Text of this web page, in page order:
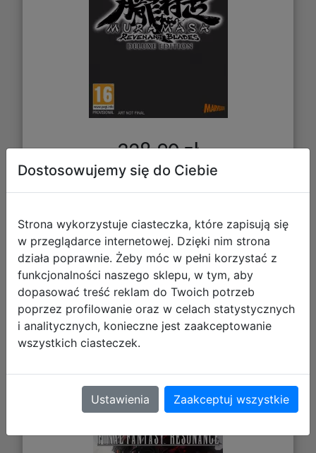
328,90 zł
DO KOSZYKA
Galeria zdjęć
Final Fantasy Resonance (NS2)
Dostosowujemy się do Ciebie
Strona wykorzystuje ciasteczka, które zapisują się
w przeglądarce internetowej. Dzięki nim strona
działa poprawnie. Żeby móc w pełni korzystać z
funkcjonalności naszego sklepu, w tym, aby
dopasować treść reklam do Twoich potrzeb
poprzez profilowanie oraz w celach statystycznych
i analitycznych, konieczne jest zaakceptowanie
wszystkich ciasteczek.
Ustawienia Zaakceptuj wszystkie